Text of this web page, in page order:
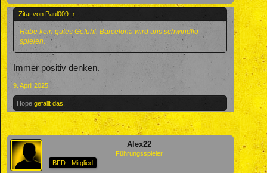
Zitat von Paul009: ↑
Habe kein gutes Gefühl, Barcelona wird uns schwindlig
spielen.
Immer positiv denken.
9. April 2025
Hope gefällt das.
Alex22
Führungsspieler
BFD - Mitglied